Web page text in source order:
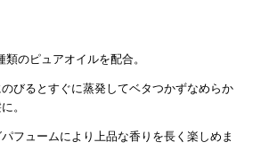
のピュアオイルを配合。
びるとすぐに蒸発してベタつかずなめらか
。
フュームにより上品な香りを長く楽しめま